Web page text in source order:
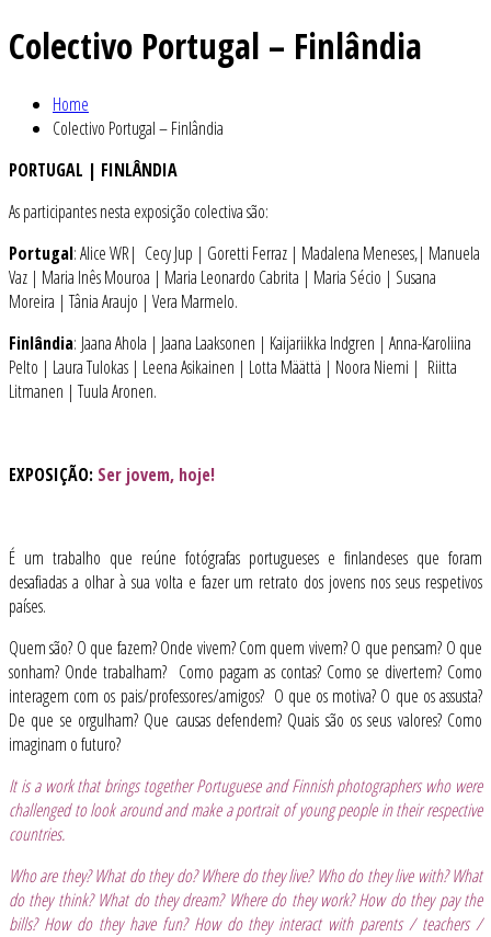
Colectivo Portugal – Finlândia
Home
Colectivo Portugal – Finlândia
PORTUGAL | FINLÂNDIA
As participantes nesta exposição colectiva são:
Portugal: Alice WR| Cecy Jup | Goretti Ferraz | Madalena Meneses,| Manuela
Vaz | Maria Inês Mouroa | Maria Leonardo Cabrita | Maria Sécio | Susana
Moreira | Tânia Araujo | Vera Marmelo.
Finlândia: Jaana Ahola | Jaana Laaksonen | Kaijariikka Indgren | Anna-Karoliina
Pelto | Laura Tulokas | Leena Asikainen | Lotta Määttä | Noora Niemi | Riitta
Litmanen | Tuula Aronen.
EXPOSIÇÃO: Ser jovem, hoje!
É um trabalho que reúne fotógrafas portugueses e finlandeses que foram
desafiadas a olhar à sua volta e fazer um retrato dos jovens nos seus respetivos
países.
Quem são? O que fazem? Onde vivem? Com quem vivem? O que pensam? O que
sonham? Onde trabalham? Como pagam as contas? Como se divertem? Como
interagem com os pais/professores/amigos? O que os motiva? O que os assusta?
De que se orgulham? Que causas defendem? Quais são os seus valores? Como
imaginam o futuro?
It is a work that brings together Portuguese and Finnish photographers who were
challenged to look around and make a portrait of young people in their respective
countries.
Who are they? What do they do? Where do they live? Who do they live with? What
do they think? What do they dream? Where do they work? How do they pay the
bills? How do they have fun? How do they interact with parents / teachers /